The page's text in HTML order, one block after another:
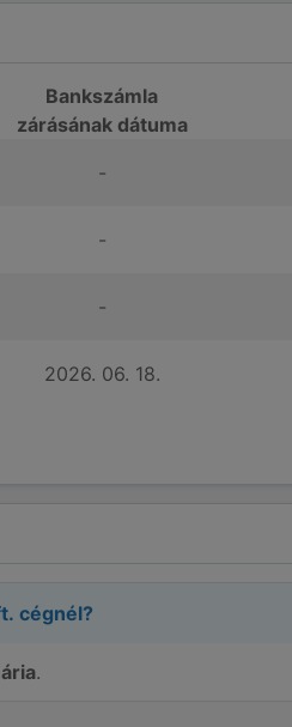
Bankszámla
zárásának dátuma
-
-
-
2026. 06. 18.
cégnél?
.